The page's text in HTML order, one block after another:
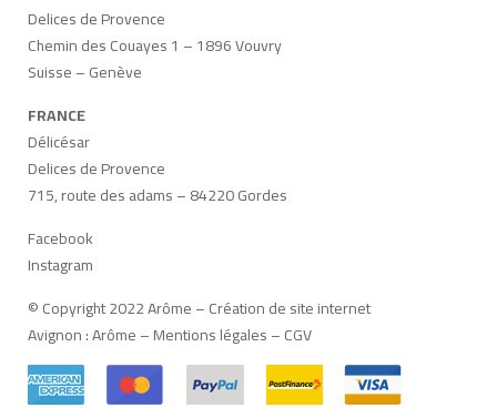
Delices de Provence
Chemin des Couayes 1 – 1896 Vouvry
Suisse – Genève
FRANCE
Délicésar
Delices de Provence
715, route des adams – 84220 Gordes
Facebook
Instagram
© Copyright 2022 Arôme –Création de site internet
Avignon:Arôme–Mentions légales–CGV